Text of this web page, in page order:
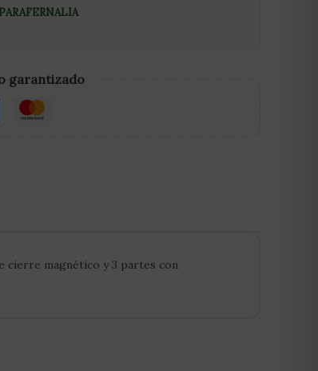
PARAFERNALIA
garantizado
cierre magnético y 3 partes con